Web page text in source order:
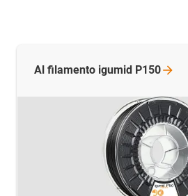
Al filamento igumid P150